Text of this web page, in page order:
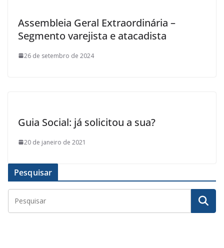
Assembleia Geral Extraordinária –
Segmento varejista e atacadista
26 de setembro de 2024
Guia Social: já solicitou a sua?
20 de janeiro de 2021
Pesquisar